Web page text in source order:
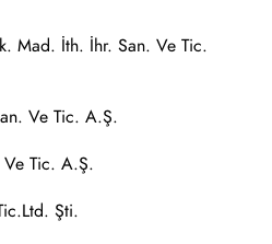
Mad. İth. İhr. San. Ve Tic.
Ve Tic. A.Ş.
Ve Tic. A.Ş.
Şti.